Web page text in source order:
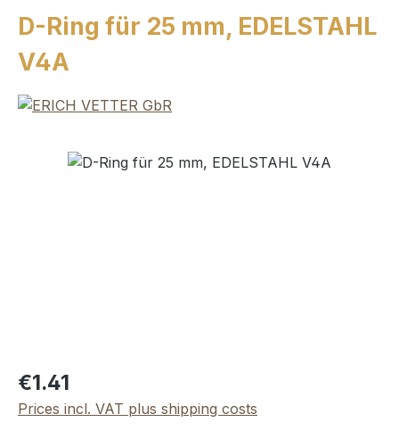
D-Ring für 25 mm, EDELSTAHL
V4A
Skip image gallery
Regular price:
€1.41
Prices incl. VAT plus shipping costs